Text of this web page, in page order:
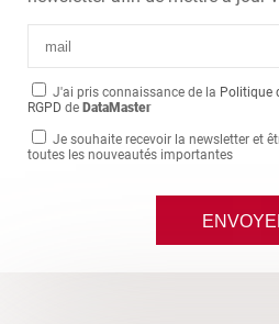
J'ai pris connaissance de la Politique
RGPD de DataMaster
Je souhaite recevoir la newsletter et
toutes les nouveautés importantes